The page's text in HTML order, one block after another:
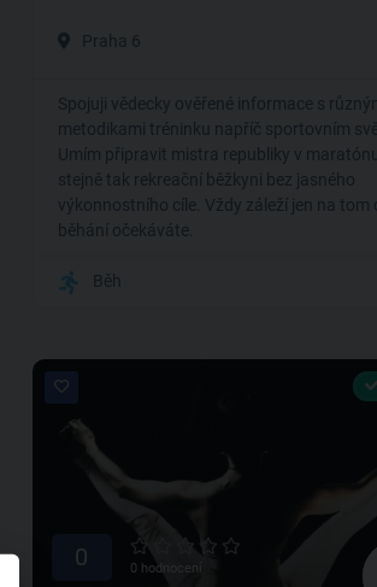
Praha 6
Spojuji vědecky ověřené informace s
metodikami tréninku napříč sportovním
Umím připravit mistra republiky v
stejně tak rekreační běžkyni bez jasného
výkonnostního cíle. Vždy záleží jen na tom
běhání očekáváte.
Běh
0 0 hodnocení